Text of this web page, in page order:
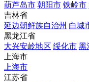
葫芦岛市 朝阳市 铁岭市
吉林省
延边朝鲜族自治州 白城
黑龙江省
大兴安岭地区 绥化市 黑
上海市
上海市
江苏省